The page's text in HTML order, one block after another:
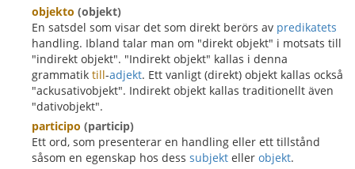
objekto (objekt)
En satsdel som visar det som direkt berörs av predikatets
handling. Ibland talar man om "direkt objekt" i motsats till
"indirekt objekt". "Indirekt objekt" kallas i denna
grammatik till-adjekt. Ett vanligt (direkt) objekt kallas också
"ackusativobjekt". Indirekt objekt kallas traditionellt även
"dativobjekt".
participo (particip)
Ett ord, som presenterar en handling eller ett tillstånd
såsom en egenskap hos dess subjekt eller objekt.